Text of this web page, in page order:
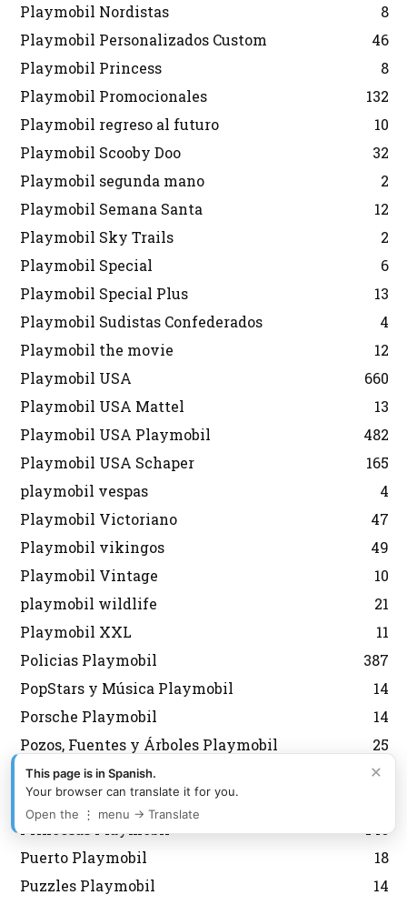
Playmobil Nordistas
8
Playmobil Personalizados Custom
46
Playmobil Princess
8
Playmobil Promocionales
132
Playmobil regreso al futuro
10
Playmobil Scooby Doo
32
Playmobil segunda mano
2
Playmobil Semana Santa
12
Playmobil Sky Trails
2
Playmobil Special
6
Playmobil Special Plus
13
Playmobil Sudistas Confederados
4
Playmobil the movie
12
Playmobil USA
660
Playmobil USA Mattel
13
Playmobil USA Playmobil
482
Playmobil USA Schaper
165
playmobil vespas
4
Playmobil Victoriano
47
Playmobil vikingos
49
Playmobil Vintage
10
playmobil wildlife
21
Playmobil XXL
11
Policias Playmobil
387
PopStars y Música Playmobil
14
Porsche Playmobil
14
Pozos, Fuentes y Árboles Playmobil
25
Preguntas Playmobil
17
Prehistoria Playmobil
Princesas Playmobil
146
Puerto Playmobil
18
Puzzles Playmobil
14
×
This page is in Spanish.
Your browser can translate it for you.
Open the ⋮ menu → Translate